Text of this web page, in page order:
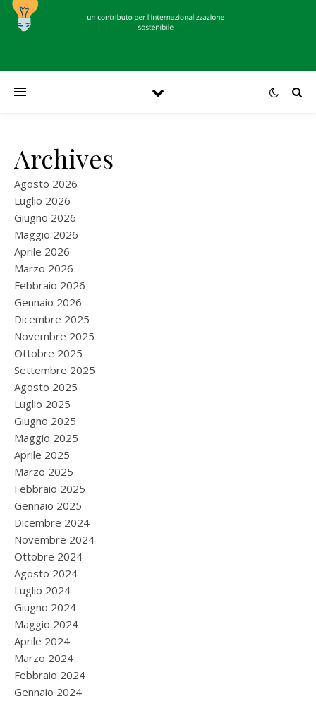
Archives
Agosto 2026
Luglio 2026
Giugno 2026
Maggio 2026
Aprile 2026
Marzo 2026
Febbraio 2026
Gennaio 2026
Dicembre 2025
Novembre 2025
Ottobre 2025
Settembre 2025
Agosto 2025
Luglio 2025
Giugno 2025
Maggio 2025
Aprile 2025
Marzo 2025
Febbraio 2025
Gennaio 2025
Dicembre 2024
Novembre 2024
Ottobre 2024
Agosto 2024
Luglio 2024
Giugno 2024
Maggio 2024
Aprile 2024
Marzo 2024
Febbraio 2024
Gennaio 2024